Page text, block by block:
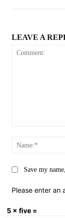
LEAVE A
Save my
Please enter an
5 × five =